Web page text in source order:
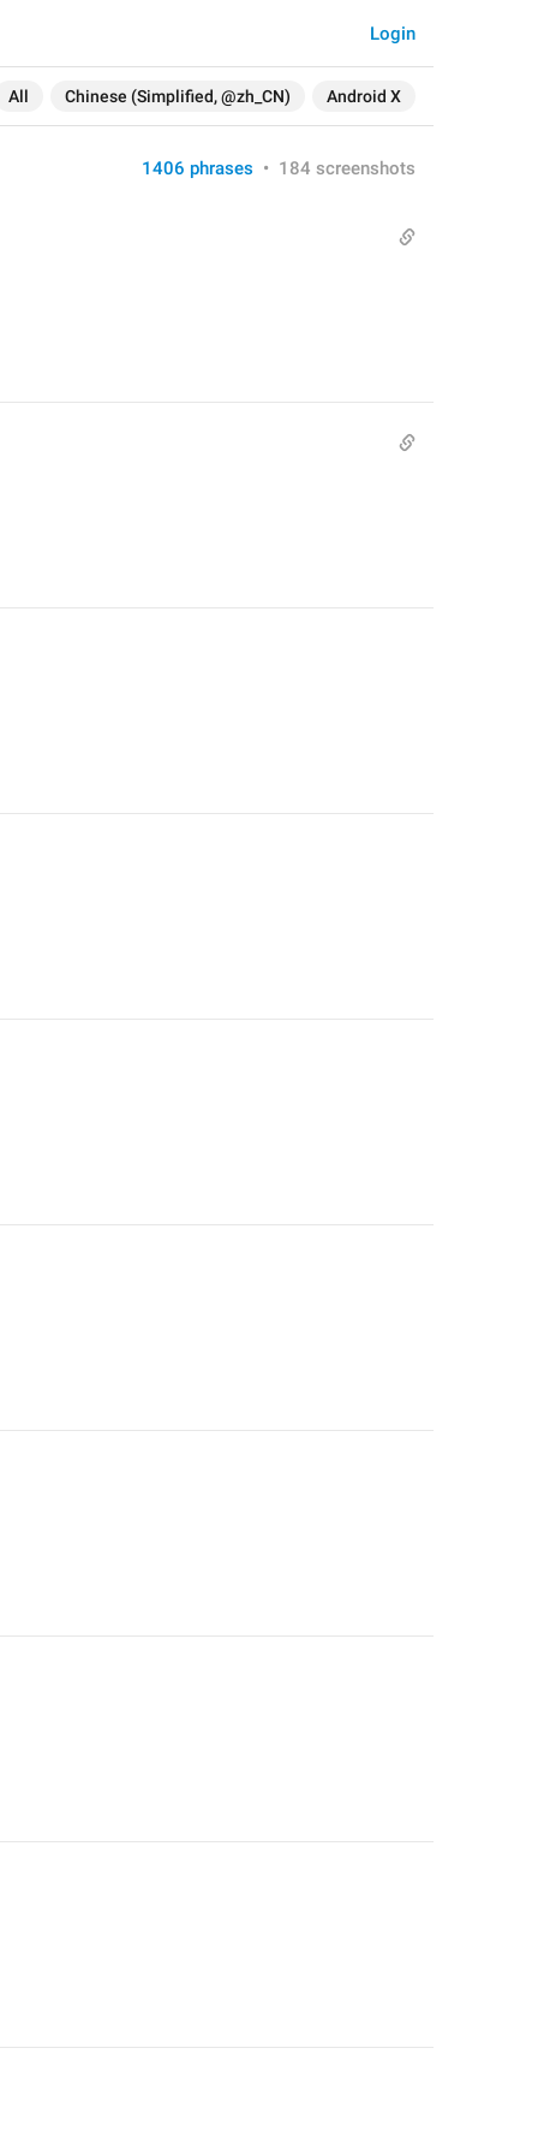
All Chinese (Simplified, @zh_CN) Android X
Login
1406 phrases • 184 screenshots